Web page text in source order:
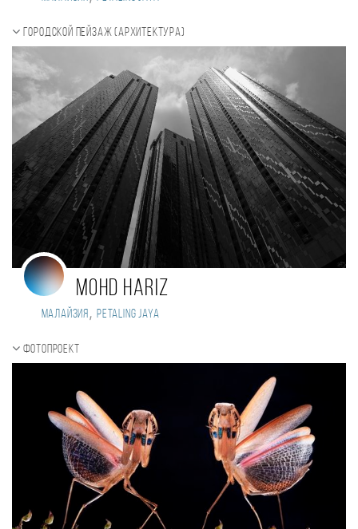
Городской пейзаж (Архитектура)
Mohd Hariz
Малайзия , Petaling Jaya
Фотопроект